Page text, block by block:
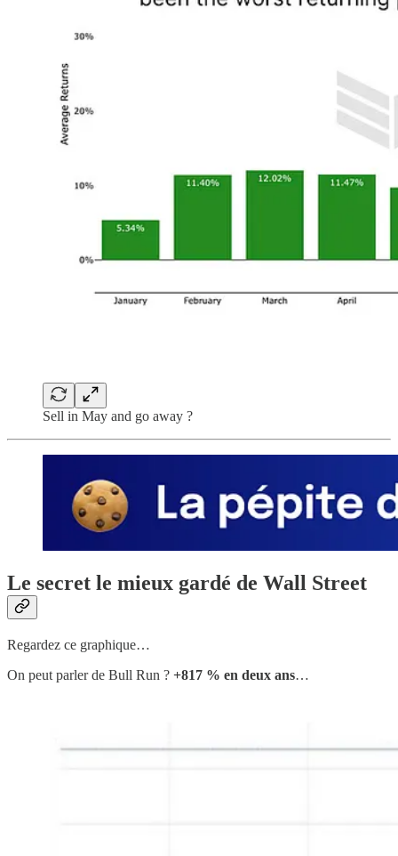
Sell in May and go away ?
Le secret le mieux gardé de Wall Street
Regardez ce graphique…
On peut parler de Bull Run ? +817 % en deux ans…